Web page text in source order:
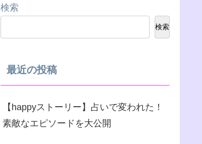
検索
検索
最近の投稿
【happyストーリー】占いで変われた！
素敵なエピソードを大公開